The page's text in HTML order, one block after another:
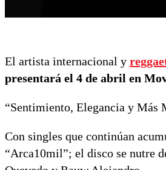
El artista internacional y
presentará el 4 de abril en
“Sentimiento, Elegancia y Más
Con singles que continúan
“Arca10mil”; el disco se nutre